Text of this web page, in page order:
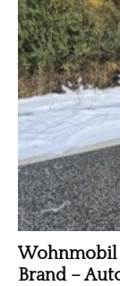
Wohnmobil
Brand –